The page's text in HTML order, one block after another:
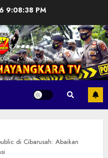
9:08:39 PM
di Cibarusah: Abaikan